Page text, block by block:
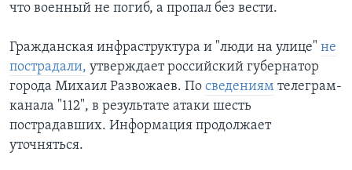
что военный не погиб, а пропал без вести.
Гражданская инфраструктура и "люди на улице" не
пострадали, утверждает российский губернатор
города Михаил Развожаев. По сведениям телеграм-
канала "112", в результате атаки шесть
пострадавших. Информация продолжает
уточняться.